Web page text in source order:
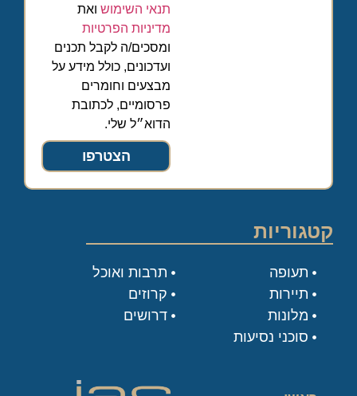
תנאי השימוש ואת
מדיניות הפרטיות
ומסכים/ה לקבל תכנים
ועדכונים, כולל מידע על
מבצעים וחומרים
פרסומיים, לכתובת
הדוא״ל שלי.
הצטרפו
קטגוריות
תעופה
תיירות
מלונות
סוכני נסיעות
תרבות ואוכל
קרוזים
דרושים